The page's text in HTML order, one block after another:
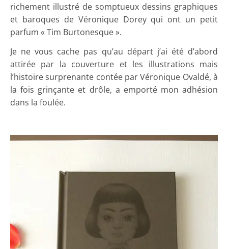
richement illustré de somptueux dessins graphiques
et baroques de Véronique Dorey qui ont un petit
parfum « Tim Burtonesque ».
Je ne vous cache pas qu’au départ j’ai été d’abord
attirée par la couverture et les illustrations mais
l’histoire surprenante contée par Véronique Ovaldé, à
la fois grinçante et drôle, a emporté mon adhésion
dans la foulée.